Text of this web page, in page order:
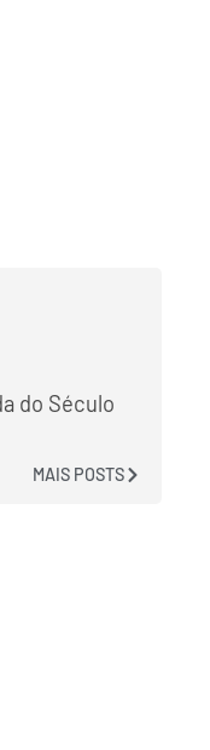
do Século
MAIS POSTS